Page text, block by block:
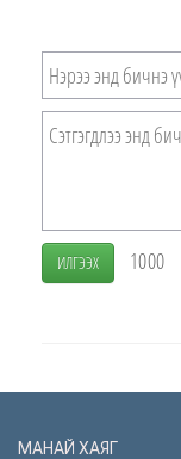
ИЛГЭЭХ 1000
МАНАЙ ХАЯГ